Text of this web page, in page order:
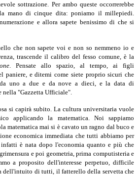
sottrazione. Per ambo queste occorrerebbe
mano di cinque dita: poniamo il millepiedi.
e allora sapete benissimo di che si
che non sapete voi e non so nemmeno io e
trascende il calibro del fesso comune, è la
.
Pensate allo spazio, al tempo, ai figli
paniere, e ditemi come siete proprio sicuri che
uno a due e da nove a dieci, e la data di
nella "Gazzetta Ufficiale".
si capirà subito. La cultura universitaria vuole
applicando la matematica. Noi sappiamo
matematica mai si è cavato un ragno dal buco e
economica immediata che tutti abbiamo per
infatti è nata dopo l'economia quanto e più che
e poi geometria, prima computisteria e
a proposito dell'interesse perpetuo, difficile
dell'intuito di tutti, il fatterello della servetta che